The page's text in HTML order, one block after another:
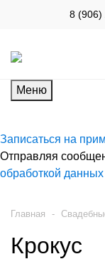
8 (906)
Меню
Записаться на
Отправляя
обработкой данных
Главная -
Крокус